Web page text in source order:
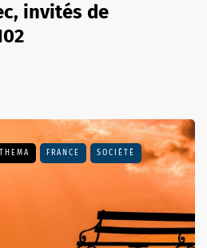
invités de
FRANCE SOCIÉTÉ